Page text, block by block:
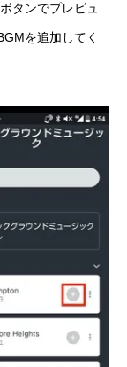
タンでプレビュ
を追加してく